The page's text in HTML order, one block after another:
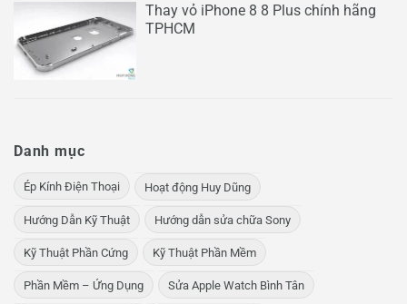
Thay vỏ iPhone 8 8 Plus chính hãng
TPHCM
Danh mục
Ép Kính Điện Thoại Hoạt động Huy Dũng
Hướng Dẫn Kỹ Thuật Hướng dẫn sửa chữa Sony
Kỹ Thuật Phần Cứng Kỹ Thuật Phần Mềm
Phần Mềm – Ứng Dụng Sửa Apple Watch Bình Tân